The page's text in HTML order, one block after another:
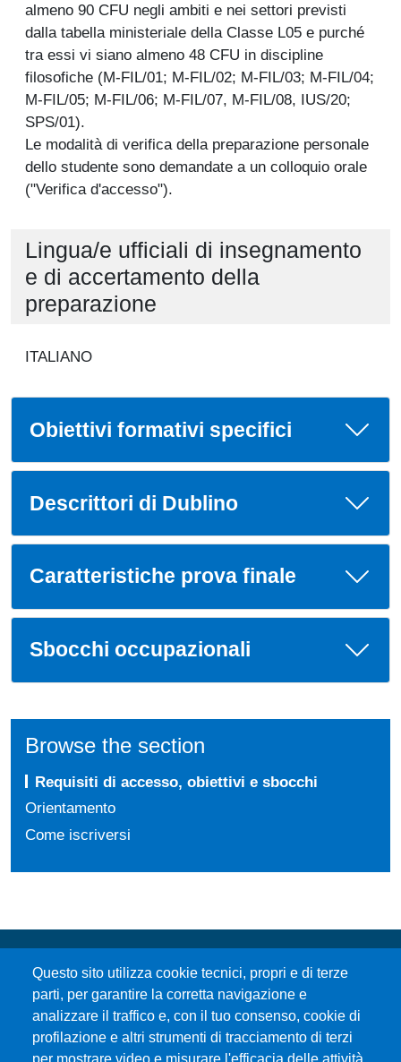
almeno 90 CFU negli ambiti e nei settori previsti
dalla tabella ministeriale della Classe L05 e purché
tra essi vi siano almeno 48 CFU in discipline
filosofiche (M-FIL/01; M-FIL/02; M-FIL/03; M-FIL/04;
M-FIL/05; M-FIL/06; M-FIL/07, M-FIL/08, IUS/20;
SPS/01).
Le modalità di verifica della preparazione personale
dello studente sono demandate a un colloquio orale
("Verifica d'accesso").
Lingua/e ufficiali di insegnamento
e di accertamento della
preparazione
ITALIANO
Obiettivi formativi specifici
Descrittori di Dublino
Caratteristiche prova finale
Sbocchi occupazionali
Browse the section
Requisiti di accesso, obiettivi e sbocchi
Orientamento
Come iscriversi
Questo sito utilizza cookie tecnici, propri e di terze
parti, per garantire la corretta navigazione e
analizzare il traffico e, con il tuo consenso, cookie di
profilazione e altri strumenti di tracciamento di terzi